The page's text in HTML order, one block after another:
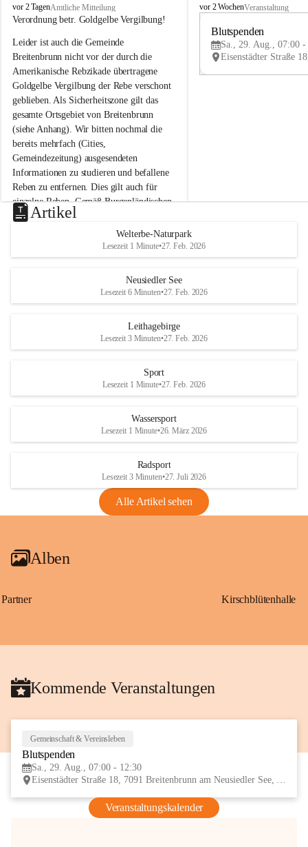
B
r
i
t
e
n
b
r
u
n
n
a
m
N
e
u
s
d
S
vor 2 TagenAmtliche Mitteilung
Verordnung betr. Goldgelbe Vergilbung!
Leider ist auch die Gemeinde
Breitenbrunn nicht vor der durch die
Amerikanische Rebzikade übertragene
Goldgelbe Vergilbung der Rebe verschont
geblieben. Als Sicherheitszone gilt das
gesamte Ortsgebiet von Breitenbrunn
(siehe Anhang). Wir bitten nochmal die
bereits mehrfach (Cities,
Gemeindezeitung) ausgesendeten
Informationen zu studieren und befallene
Reben zu entfernen. Dies gilt auch für
einzelne Reben. Gemäß Burgenländischen
Weinbaugesetz sind nicht gepflegte oder
unzulässige Weingärten zu roden! Bitte
helfen wir zusammen um unsere Winzer
vor den prognostizierten Ernteausfällen
und den daraus folgenden wirtschaftlichen
Maßnahmen zur Bekämpfung
Rebe und der Amerikanischen
Anhang VBl. EU Nr. 18
1 Seite•1,4 MB
VBl. EU Nr. 18_2026
B
e
u
e
d
r
S
vor 2 WochenVeranstaltung
Blutspenden
Sa., 29. Aug., 07:00 -
Artikel
Welterbe-Naturpark
Lesezeit 1 Minute•27. Feb. 2026
Neusiedler See
Lesezeit 6 Minuten•27. Feb. 2026
Leithagebirge
Lesezeit 3 Minuten•27. Feb. 2026
Sport
Lesezeit 1 Minute•27. Feb. 2026
Wassersport
Lesezeit 1 Minute•26. März 2026
Radsport
Lesezeit 3 Minuten•27. Juli 2026
Alle Artikel sehen
Alben
Partner Kirschblütenhalle
Kommende Veranstaltungen
Gemeinschaft & Vereinsleben
Blutspenden
Sa., 29. Aug., 07:00 - 12:30
Eisenstädter Straße 18, 7091 Breitenbrunn am Neusiedler See, AUT
Veranstaltungskalender